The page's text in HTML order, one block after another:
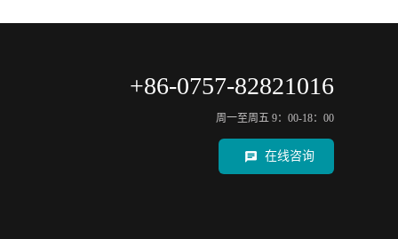
+86-0757-82821016
周一至周五 9：00-18：00
在线咨询